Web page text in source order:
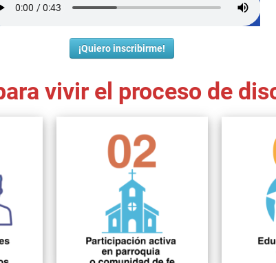
¡Quiero inscribirme!
vivir el proceso de